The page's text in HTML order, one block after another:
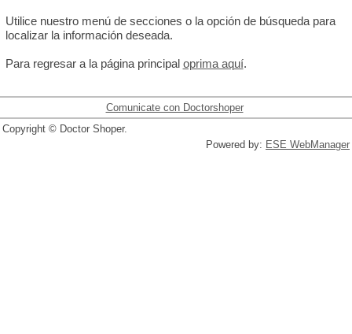
Utilice nuestro menú de secciones o la opción de búsqueda para
localizar la información deseada.
Para regresar a la página principal oprima aquí.
Comunicate con Doctorshoper
Copyright © Doctor Shoper.
Powered by: ESE WebManager